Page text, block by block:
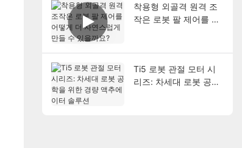
착용형 외골격 원격 조
작은 로봇 팔 제어를 어
Ti5 로봇 관절 모터 시
리즈: 차세대 로봇 공학